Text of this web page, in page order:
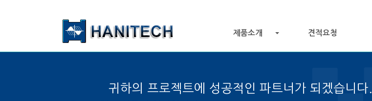
제품소개 견적요청
귀하의 프로젝트에 성공적인 파트너가 되겠습니다.